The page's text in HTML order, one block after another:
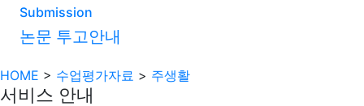
Submission
논문 투고안내
HOME > 수업평가자료 > 주생활
서비스 안내